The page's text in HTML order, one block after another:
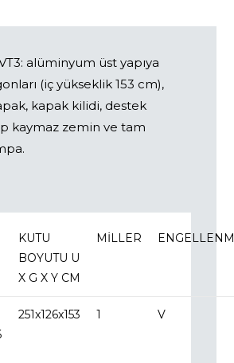
alüminyum üst yapıya
(iç yükseklik 153 cm),
kapak kilidi, destek
kaymaz zemin ve tam
KUTU
BOYUTU U
X G X Y CM
MILLER
251x126x153 1 V